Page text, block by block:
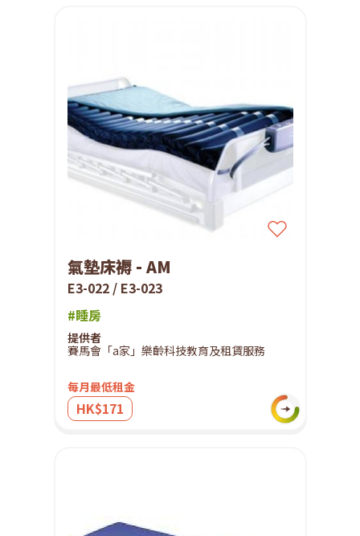
氣墊床褥 - AM
E3-022 / E3-023
#睡房
提供者
賽馬會「a家」樂齡科技教育及租賃服務
每月最低租金
HK$171